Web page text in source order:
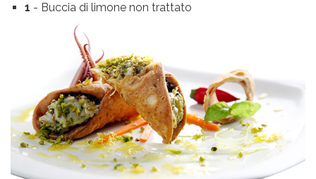
1 - Buccia di limone non trattato